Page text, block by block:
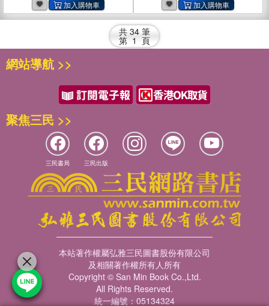
共 34 筆
第 1 頁
網站導航 >>
聚焦三民 >>
三民書局 三民出版
本站著作權屬弘雅三民圖書股份有限公司
及相關著作權所有人所有
Copyright © San Min Book Co.,Ltd.
All Rights Reserved.
統一編號：05134324